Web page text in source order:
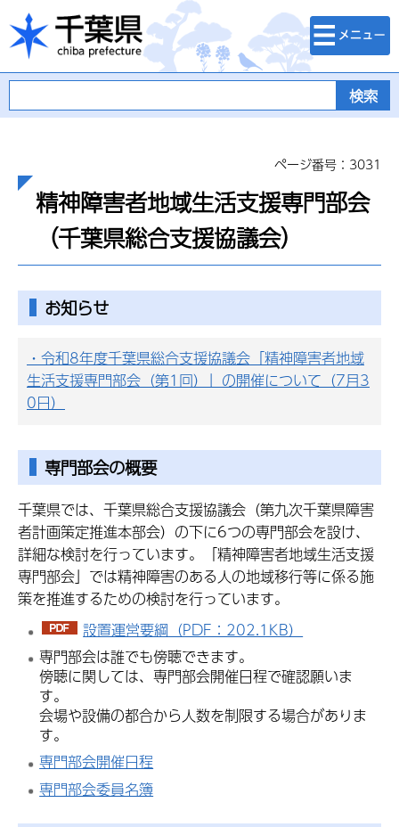
千葉県
検索・メニュ
ー
ページ番号：3031
精神障害者地域生活支援専門部会
（千葉県総合支援協議会）
お知らせ
・令和8年度千葉県総合支援協議会「精神障害者地域
生活支援専門部会（第1回）」の開催について（7月3
0日）
専門部会の概要
千葉県では、千葉県総合支援協議会（第九次千葉県障害
者計画策定推進本部会）の下に6つの専門部会を設け、
詳細な検討を行っています。「精神障害者地域生活支援
専門部会」では精神障害のある人の地域移行等に係る施
策を推進するための検討を行っています。
設置運営要綱（PDF：202.1KB）
専門部会は誰でも傍聴できます。
傍聴に関しては、専門部会開催日程で確認願いま
す。
会場や設備の都合から人数を制限する場合がありま
す。
専門部会開催日程
専門部会委員名簿